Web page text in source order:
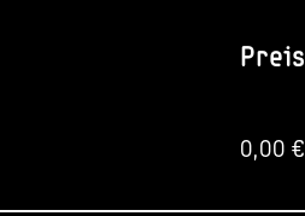
Preis
0,00 €